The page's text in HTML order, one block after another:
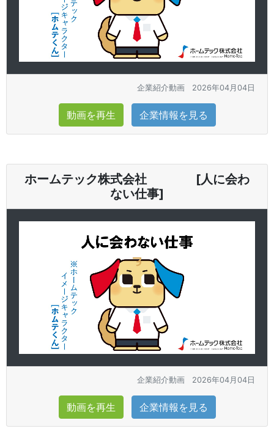
企業紹介動画 2026年04月04日
動画を再生 企業情報を見る
ホームテック株式会社 [人に会わ
ない仕事]
企業紹介動画 2026年04月04日
動画を再生 企業情報を見る